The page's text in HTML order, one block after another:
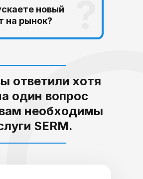
новый
на рынок?
ответили хотя
один вопрос
необходимы
SERM.